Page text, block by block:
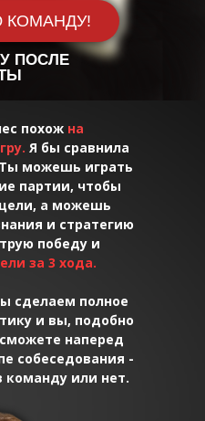
КОМАНДУ!
ПОСЛЕ
похож на
Я бы сравнила
можешь играть
партии, чтобы
а можешь
и стратегию
победу и
за 3 хода.
сделаем полное
и вы, подобно
наперед
собеседования -
команду или нет.